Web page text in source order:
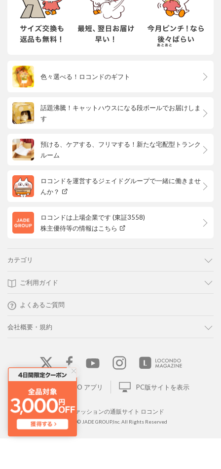
色々選べる！ロコンドのギフト
話題沸騰！キャットハウスになる段ボールでお届けしま
す
預ける、ケアする、フリマする！新たな宅配型トランク
ルーム
ロコンドを運営するジェイドグループで一緒に働きませ
んか？
ロコンドは上場企業です (東証3558)
株主優待等の情報はこちら
カテゴリ
ご利用ガイド
よくあるご質問
会社概要・規約
LOCONDO アプリ PC版サイトを表示
靴とファッションの通販サイト ロコンド
Copyright © JADE GROUP,Inc. All Rights Reserved